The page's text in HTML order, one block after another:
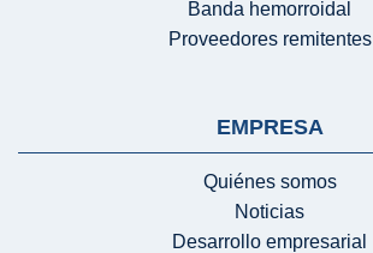
Banda hemorroidal
Proveedores remitentes
EMPRESA
Quiénes somos
Noticias
Desarrollo empresarial